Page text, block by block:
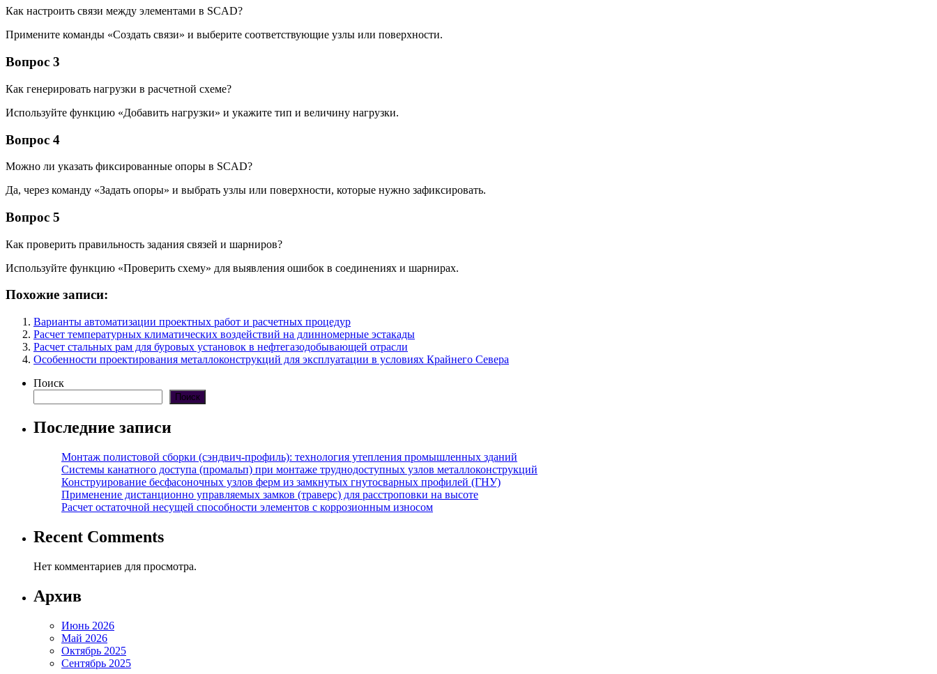
Как настроить связи между элементами в SCAD?
Примените команды «Создать связи» и выберите соответствующие узлы или поверхности.
Вопрос 3
Как генерировать нагрузки в расчетной схеме?
Используйте функцию «Добавить нагрузки» и укажите тип и величину нагрузки.
Вопрос 4
Можно ли указать фиксированные опоры в SCAD?
Да, через команду «Задать опоры» и выбрать узлы или поверхности, которые нужно зафиксировать.
Вопрос 5
Как проверить правильность задания связей и шарниров?
Используйте функцию «Проверить схему» для выявления ошибок в соединениях и шарнирах.
Похожие записи:
Варианты автоматизации проектных работ и расчетных процедур
Расчет температурных климатических воздействий на длинномерные эстакады
Расчет стальных рам для буровых установок в нефтегазодобывающей отрасли
Особенности проектирования металлоконструкций для эксплуатации в условиях Крайнего Севера
Поиск
Поиск
Последние записи
Монтаж полистовой сборки (сэндвич-профиль): технология утепления промышленных зданий
Системы канатного доступа (промальп) при монтаже труднодоступных узлов металлоконструкций
Конструирование бесфасоночных узлов ферм из замкнутых гнутосварных профилей (ГНУ)
Применение дистанционно управляемых замков (траверс) для расстроповки на высоте
Расчет остаточной несущей способности элементов с коррозионным износом
Recent Comments
Нет комментариев для просмотра.
Архив
Июнь 2026
Май 2026
Октябрь 2025
Сентябрь 2025